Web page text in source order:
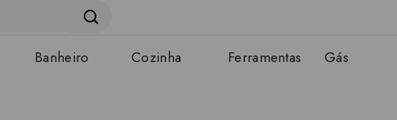
Banheiro Cozinha Ferramentas Gás